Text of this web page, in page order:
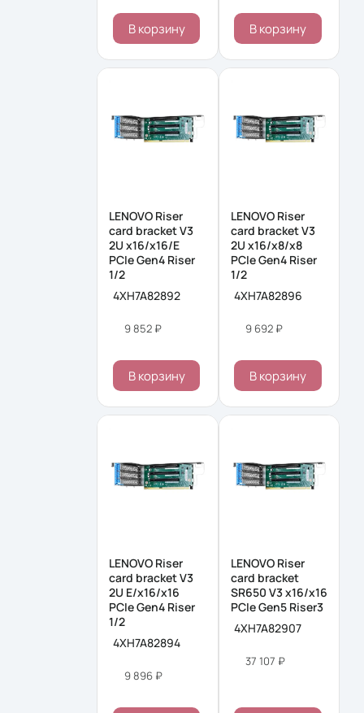
В корзину В корзину
LENOVO Riser
card bracket V3
2U x16/x16/E
PCIe Gen4 Riser
1/2
4XH7A82892
9 852 ₽
В корзину
LENOVO Riser
card bracket V3
2U x16/x8/x8
PCIe Gen4 Riser
1/2
4XH7A82896
9 692 ₽
В корзину
LENOVO Riser
card bracket V3
2U E/x16/x16
PCIe Gen4 Riser
1/2
4XH7A82894
9 896 ₽
LENOVO Riser
card bracket
SR650 V3 x16/x16
PCIe Gen5 Riser3
4XH7A82907
37 107 ₽